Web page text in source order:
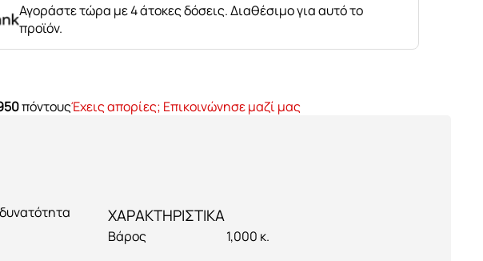
Αγοράστε τώρα με 4 άτοκες δόσεις. Διαθέσιμο για αυτό το
προϊόν.
πόντουςΈχεις απορίες; Επικοινώνησε μαζί μας
Βάρος
1,000 κ.